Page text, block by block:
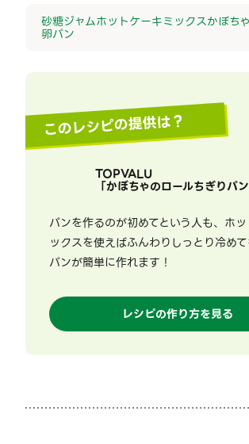
砂糖ジャムホットケーキミックスかぼちゃ
卵パン
このレシピの提供は？
TOPVALU
「かぼちゃのロールちぎりパン
パンを作るのが初めてという人も、ホ
ックスを使えばふんわりしっとり冷め
パンが簡単に作れます！
レシピの作り方を見る